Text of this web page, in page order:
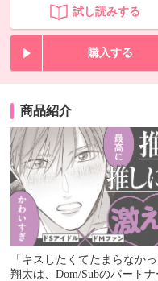
試し読みする
購入する
商品紹介
「キスしたくてたまらなか
翔太は、Dom/Subのパート